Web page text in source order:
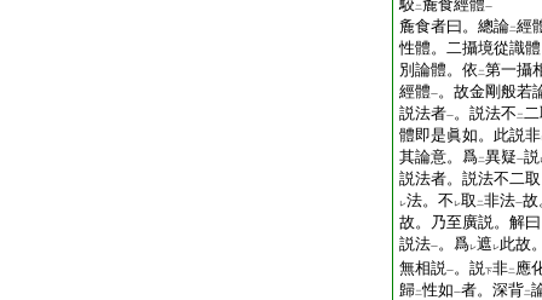
駮二麁食經體一
麁食者曰。總論二經
性體。二攝境從識
別論體。依 二第一攝
經體一。故金剛般若
説法者一。説法不 二
體即是眞如。此説非
其論意。爲二異疑一説
説法者。説法不二
レ法。不 レ取 二非法一故
故。乃至廣説。解
説法一。爲レ遮 レ此故
無相説一。説下非二 應
歸二性如一者。深背二